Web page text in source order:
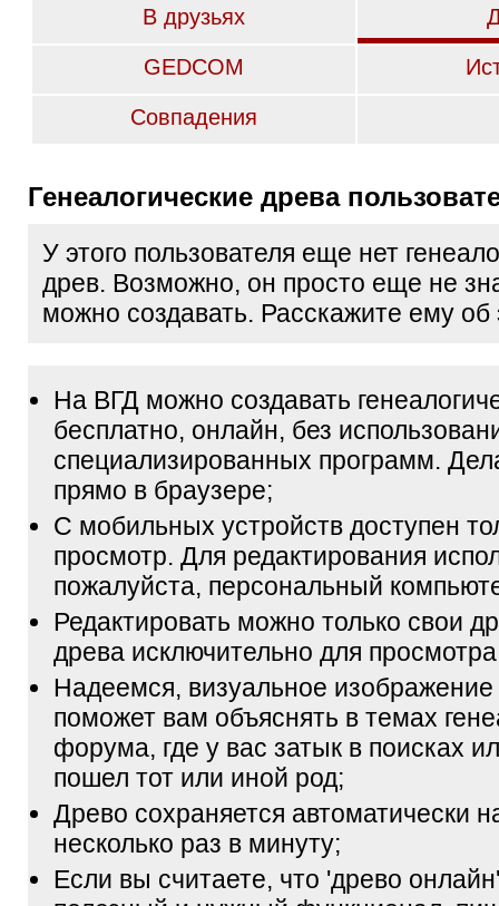
В друзьях
GEDCOM
Совпадения
Генеалогические древа
У этого пользователя еще нет
древ. Возможно, он просто еще не
можно создавать. Расскажите ему об
На ВГД можно создавать
бесплатно, онлайн, без
специализированных программ.
прямо в браузере;
С мобильных устройств доступен
просмотр. Для редактирования
пожалуйста, персональный
Редактировать можно только свои
древа исключительно для
Надеемся, визуальное
поможет вам объяснять в темах
форума, где у вас затык в поисках
пошел тот или иной род;
Древо сохраняется автоматически
несколько раз в минуту;
Если вы считаете, что 'древо